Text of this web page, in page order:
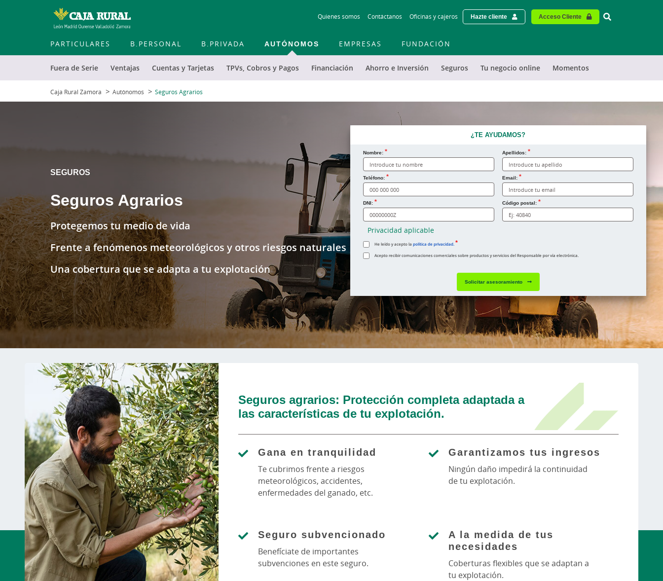
to
contentt
Quienes somos Contáctanos Oficinas y cajeros Hazte cliente Acceso Cliente Vinculo -
PARTICULARES B.PERSONAL B.PRIVADA AUTÓNOMOS
Fuera de Serie Ventajas Cuentas y Tarjetas TPVs, Cobros y Pagos Financiación Ahorro e Inversión Seguros Tu negocio online Momentos
EMPRESAS FUNDACIÓN
Caja Rural Zamora Autónomos Seguros Agrarios
SEGUROS
Seguros Agrarios
Protegemos tu medio de vida
Frente a fenómenos meteorológicos y otros riesgos naturales
Una cobertura que se adapta a tu explotación
¿TE AYUDAMOS?
Nombre:
¿Cómo te llamas?
Apellidos:
Teléfono: Email:
DNI: Código postal:
Privacidad aplicable
He leído y acepto la política de privacidad.
Acepto recibir comunicaciones comerciales sobre productos y servicios del Responsable por vía electrónica.
Solicitar asesoramiento
Seguros agrarios: Protección completa adaptada a
las características de tu explotación.
Gana en tranquilidad
Te cubrimos frente a riesgos
meteorológicos, accidentes,
enfermedades del ganado, etc.
Garantizamos tus ingresos
Ningún daño impedirá la continuidad
de tu explotación.
Seguro subvencionado
Benefíciate de importantes
subvenciones en este seguro.
A la medida de tus
necesidades
Coberturas flexibles que se adaptan a
tu explotación.